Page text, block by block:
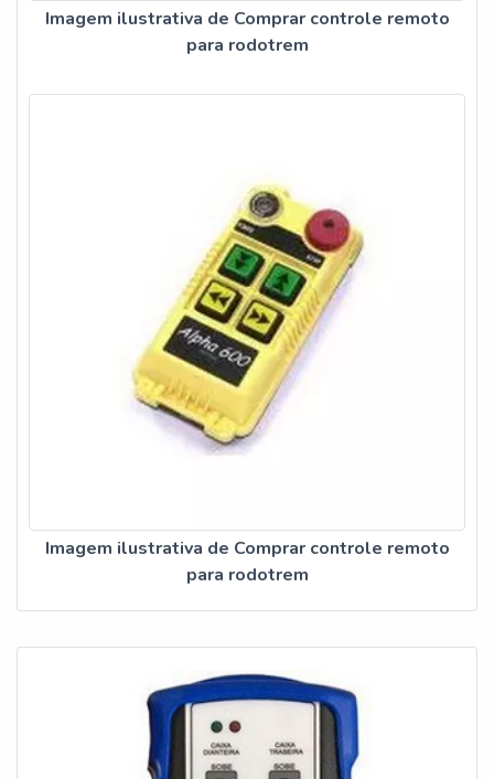
Imagem ilustrativa de Comprar controle remoto
para rodotrem
Imagem ilustrativa de Comprar controle remoto
para rodotrem